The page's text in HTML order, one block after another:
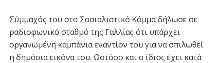
Σύμμαχός του στο Σοσιαλιστικό Κόμμα δήλωσε σε
ραδιοφωνικό σταθμό της Γαλλίας ότι υπάρχει
οργανωμένη καμπάνια εναντίον του για να σπιλωθεί
η δημόσια εικόνα του. Ωστόσο και ο ίδιος έχει κατά